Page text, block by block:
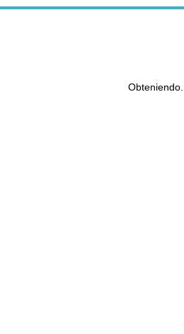
Obteniendo...